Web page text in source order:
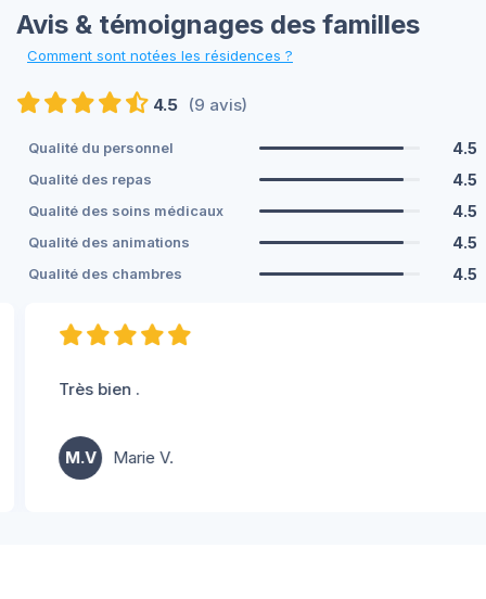
Avis & témoignages des familles
Comment sont notées les résidences ?
4.5 (9 avis)
Qualité du personnel 4.5
Qualité des repas 4.5
Qualité des soins médicaux 4.5
Qualité des animations 4.5
Qualité des chambres 4.5
Très bien .
M.V Marie V.